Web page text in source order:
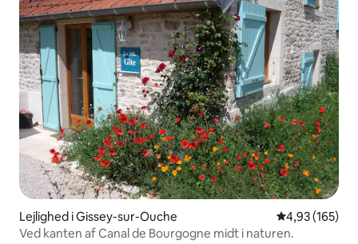
Lejlighed i Gissey-sur-Ouche 4,93 ud af 5 i
4,93 (165)
Ved kanten af Canal de Bourgogne midt i naturen.